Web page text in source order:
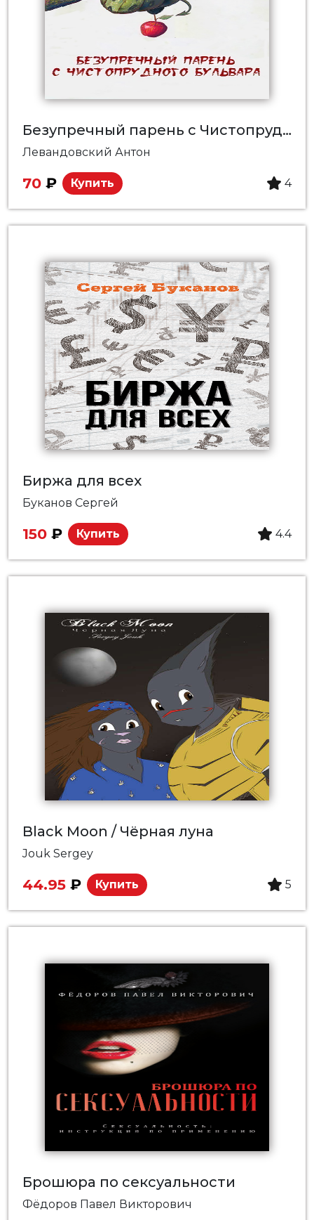
Безупречный парень c Чистопрудного бульвара
Левандовский Антон
70 ₽ Купить 4
Биржа для всех
Буканов Сергей
150 ₽ Купить 4.4
Black Moon / Чёрная луна
Jouk Sergey
44.95 ₽ Купить 5
Брошюра по сексуальности
Фёдоров Павел Викторович